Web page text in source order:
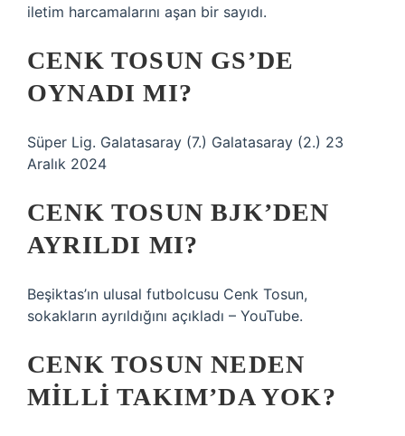
iletim harcamalarını aşan bir sayıdı.
CENK TOSUN GS’DE
OYNADI MI?
Süper Lig. Galatasaray (7.) Galatasaray (2.) 23
Aralık 2024
CENK TOSUN BJK’DEN
AYRILDI MI?
Beşiktas’ın ulusal futbolcusu Cenk Tosun,
sokakların ayrıldığını açıkladı – YouTube.
CENK TOSUN NEDEN
MILLI TAKIM’DA YOK?